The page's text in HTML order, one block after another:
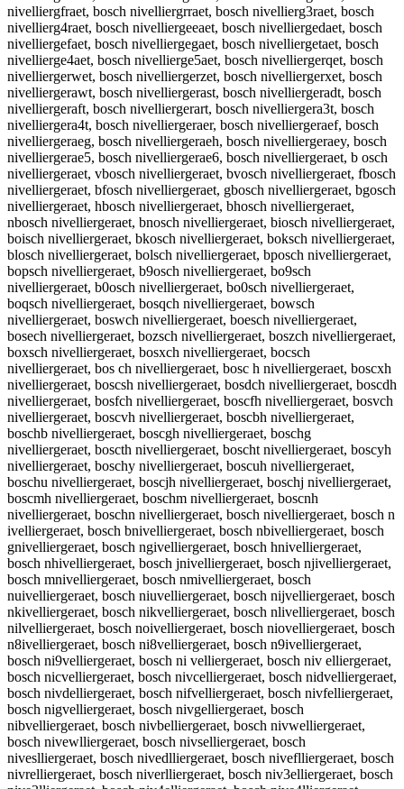
nivelliergfraet, bosch nivelliergrraet, bosch nivellierg3raet, bosch
nivellierg4raet, bosch nivelliergeeaet, bosch nivelliergedaet, bosch
nivelliergefaet, bosch nivelliergegaet, bosch nivelliergetaet, bosch
nivellierge4aet, bosch nivellierge5aet, bosch nivelliergerqet, bosch
nivelliergerwet, bosch nivelliergerzet, bosch nivelliergerxet, bosch
nivelliergerawt, bosch nivelliergerast, bosch nivelliergeradt, bosch
nivelliergeraft, bosch nivelliergerart, bosch nivelliergera3t, bosch
nivelliergera4t, bosch nivelliergeraer, bosch nivelliergeraef, bosch
nivelliergeraeg, bosch nivelliergeraeh, bosch nivelliergeraey, bosch
nivelliergerae5, bosch nivelliergerae6, bosch nivelliergeraet, b osch
nivelliergeraet, vbosch nivelliergeraet, bvosch nivelliergeraet, fbosch
nivelliergeraet, bfosch nivelliergeraet, gbosch nivelliergeraet, bgosch
nivelliergeraet, hbosch nivelliergeraet, bhosch nivelliergeraet,
nbosch nivelliergeraet, bnosch nivelliergeraet, biosch nivelliergeraet,
boisch nivelliergeraet, bkosch nivelliergeraet, boksch nivelliergeraet,
blosch nivelliergeraet, bolsch nivelliergeraet, bposch nivelliergeraet,
bopsch nivelliergeraet, b9osch nivelliergeraet, bo9sch
nivelliergeraet, b0osch nivelliergeraet, bo0sch nivelliergeraet,
boqsch nivelliergeraet, bosqch nivelliergeraet, bowsch
nivelliergeraet, boswch nivelliergeraet, boesch nivelliergeraet,
bosech nivelliergeraet, bozsch nivelliergeraet, boszch nivelliergeraet,
boxsch nivelliergeraet, bosxch nivelliergeraet, bocsch
nivelliergeraet, bos ch nivelliergeraet, bosc h nivelliergeraet, boscxh
nivelliergeraet, boscsh nivelliergeraet, bosdch nivelliergeraet, boscdh
nivelliergeraet, bosfch nivelliergeraet, boscfh nivelliergeraet, bosvch
nivelliergeraet, boscvh nivelliergeraet, boscbh nivelliergeraet,
boschb nivelliergeraet, boscgh nivelliergeraet, boschg
nivelliergeraet, boscth nivelliergeraet, boscht nivelliergeraet, boscyh
nivelliergeraet, boschy nivelliergeraet, boscuh nivelliergeraet,
boschu nivelliergeraet, boscjh nivelliergeraet, boschj nivelliergeraet,
boscmh nivelliergeraet, boschm nivelliergeraet, boscnh
nivelliergeraet, boschn nivelliergeraet, bosch nivelliergeraet, bosch n
ivelliergeraet, bosch bnivelliergeraet, bosch nbivelliergeraet, bosch
gnivelliergeraet, bosch ngivelliergeraet, bosch hnivelliergeraet,
bosch nhivelliergeraet, bosch jnivelliergeraet, bosch njivelliergeraet,
bosch mnivelliergeraet, bosch nmivelliergeraet, bosch
nuivelliergeraet, bosch niuvelliergeraet, bosch nijvelliergeraet, bosch
nkivelliergeraet, bosch nikvelliergeraet, bosch nlivelliergeraet, bosch
nilvelliergeraet, bosch noivelliergeraet, bosch niovelliergeraet, bosch
n8ivelliergeraet, bosch ni8velliergeraet, bosch n9ivelliergeraet,
bosch ni9velliergeraet, bosch ni velliergeraet, bosch niv elliergeraet,
bosch nicvelliergeraet, bosch nivcelliergeraet, bosch nidvelliergeraet,
bosch nivdelliergeraet, bosch nifvelliergeraet, bosch nivfelliergeraet,
bosch nigvelliergeraet, bosch nivgelliergeraet, bosch
nibvelliergeraet, bosch nivbelliergeraet, bosch nivwelliergeraet,
bosch nivewlliergeraet, bosch nivselliergeraet, bosch
niveslliergeraet, bosch nivedlliergeraet, bosch niveflliergeraet, bosch
nivrelliergeraet, bosch niverlliergeraet, bosch niv3elliergeraet, bosch